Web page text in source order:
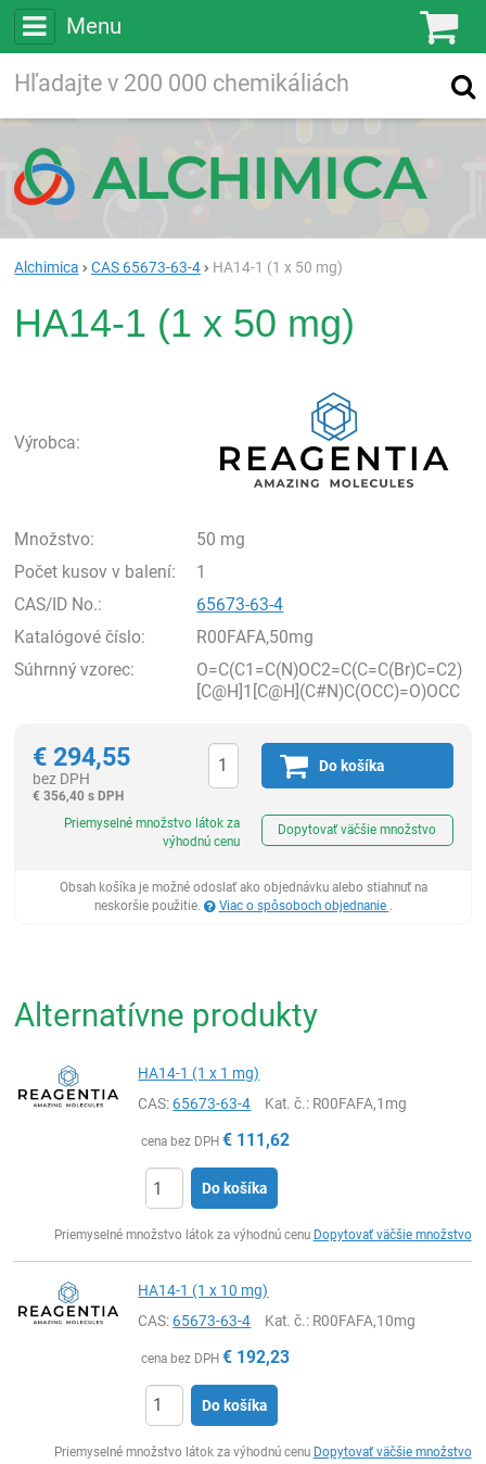
Menu
Vyhľadávanie
Alchimica CAS 65673-63-4 HA14-1 (1 x 50 mg)
HA14-1 (1 x 50 mg)
Výrobca:
Množstvo:
50 mg
Počet kusov v balení:
1
CAS/ID No.:
65673-63-4
Katalógové číslo:
R00FAFA,50mg
Súhrnný vzorec:
O=C(C1=C(N)OC2=C(C=C(Br)C=C2)
[C@H]1[C@H](C#N)C(OCC)=O)OCC
€ 294,55
bez DPH
€ 356,40 s DPH
Do košíka
Priemyselné množstvo látok za
výhodnú cenu
Dopytovať väčšie množstvo
Obsah košíka je možné odoslať ako objednávku alebo stiahnuť na
neskoršie použitie.
Viac o spôsoboch objednanie .
Alternatívne produkty
HA14-1 (1 x 1 mg)
CAS:65673-63-4 Kat. č.: R00FAFA,1mg
cena bez DPH € 111,62
Do košíka
Priemyselné množstvo látok za výhodnú cenu Dopytovať väčšie množstvo
HA14-1 (1 x 10 mg)
CAS:65673-63-4 Kat. č.: R00FAFA,10mg
cena bez DPH € 192,23
Do košíka
Priemyselné množstvo látok za výhodnú cenu Dopytovať väčšie množstvo